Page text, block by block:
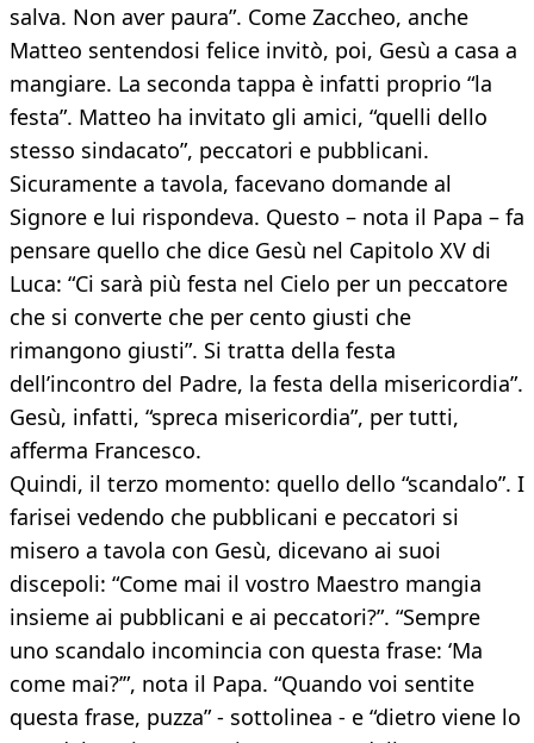
salva. Non aver paura”. Come Zaccheo, anche
Matteo sentendosi felice invitò, poi, Gesù a casa a
mangiare. La seconda tappa è infatti proprio “la
festa”. Matteo ha invitato gli amici, “quelli dello
stesso sindacato”, peccatori e pubblicani.
Sicuramente a tavola, facevano domande al
Signore e lui rispondeva. Questo – nota il Papa – fa
pensare quello che dice Gesù nel Capitolo XV di
Luca: “Ci sarà più festa nel Cielo per un peccatore
che si converte che per cento giusti che
rimangono giusti”. Si tratta della festa
dell’incontro del Padre, la festa della misericordia”.
Gesù, infatti, “spreca misericordia”, per tutti,
afferma Francesco.
Quindi, il terzo momento: quello dello “scandalo”. I
farisei vedendo che pubblicani e peccatori si
misero a tavola con Gesù, dicevano ai suoi
discepoli: “Come mai il vostro Maestro mangia
insieme ai pubblicani e ai peccatori?”. “Sempre
uno scandalo incomincia con questa frase: ‘Ma
come mai?’”, nota il Papa. “Quando voi sentite
questa frase, puzza” - sottolinea - e “dietro viene lo